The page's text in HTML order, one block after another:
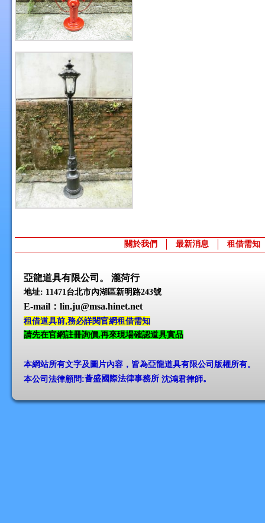
關於我們 最新消息 租借需知
亞龍道具有限公司。 瀧菏行
地址: 11471台北市內湖區新明路243號
E-mail ：lin.ju@msa.hinet.net
租借道具前,務必詳閱官網租借需知
請先在官網註冊詢價,再來現場確認道具實品
本網站所有文字及圖片內容，皆為亞龍道具有限公司版權所有。
本公司法律顧問:薈盛國際法律事務所 沈鴻君律師。